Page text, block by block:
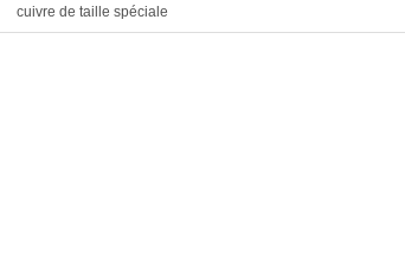
cuivre de taille spéciale